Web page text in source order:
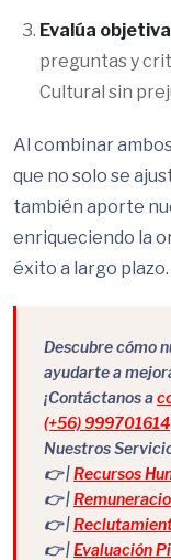
Evalúa
preguntas y
Cultural sin
Al combinar
que no solo se
también aporte
enriqueciendo la
éxito a largo plazo.
Descubre cómo
ayudarte a
¡Contáctanos a
(+56) 999701614
Nuestros
👉 |Recursos
👉 |
👉 |
👉 |Evaluación